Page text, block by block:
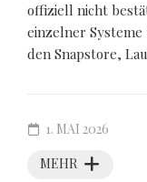
offiziell nicht
einzelner
den Snapstore,
MEHR
1. MAI 2026